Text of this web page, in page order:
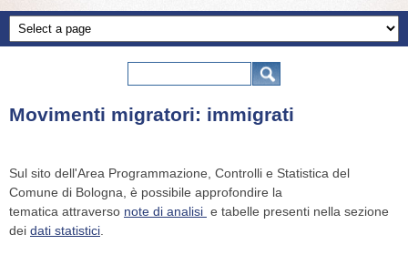
100 grafici
-
noibologna
Form di ricercaCerca
Movimenti migratori: immigrati
Sul sito dell'Area Programmazione, Controlli e Statistica del
Comune di Bologna, è possibile approfondire la
tematica attraverso note di analisi e tabelle presenti nella sezione
dei dati statistici